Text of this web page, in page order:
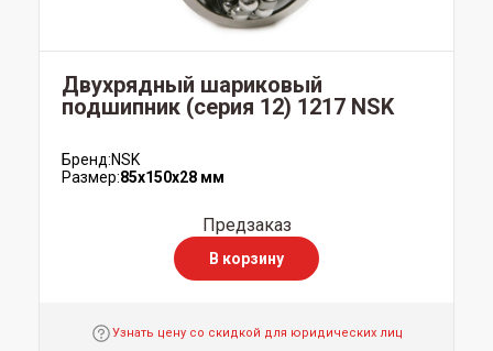
Двухрядный шариковый
подшипник (серия 12) 1217 NSK
Бренд:NSK
Размер:85x150x28 мм
Предзаказ
В корзину
Узнать цену со скидкой для юридических лиц